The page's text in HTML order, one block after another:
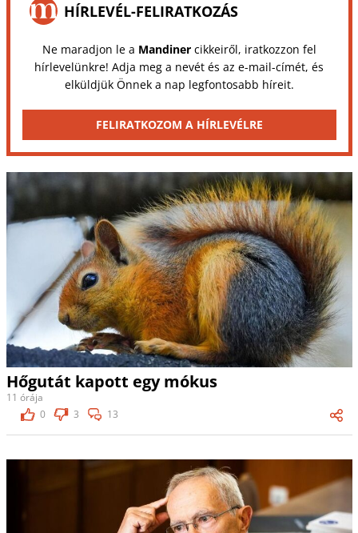
HÍRLEVÉL-FELIRATKOZÁS
Ne maradjon le a Mandinercikkeiről, iratkozzon fel
hírlevelünkre! Adja meg a nevét és az e-mail-címét, és
elküldjük Önnek a nap legfontosabb híreit.
FELIRATKOZOM A HÍRLEVÉLRE
Hőgutát kapott egy mókus
11 órája
0
3 13